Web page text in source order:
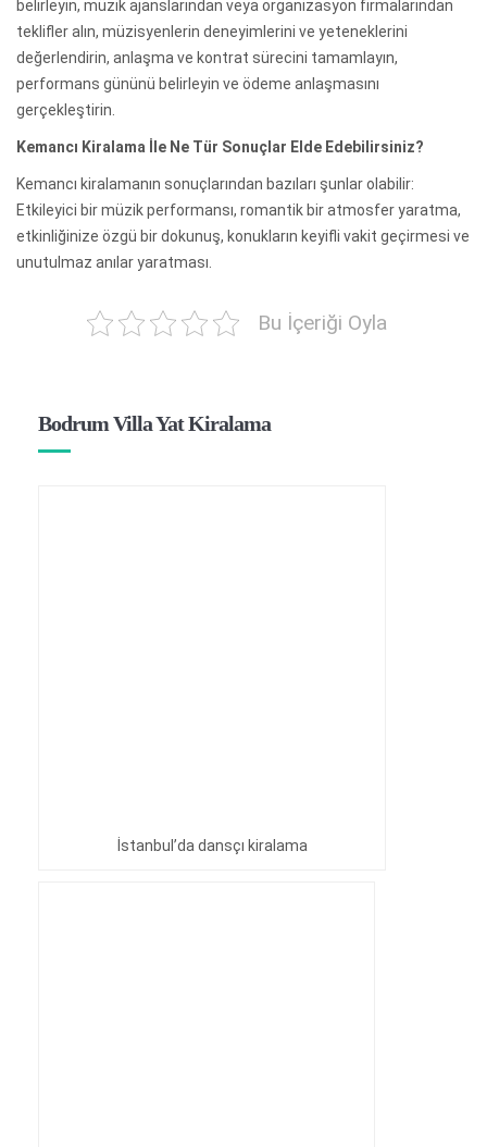
belirleyin, müzik ajanslarından veya organizasyon firmalarından
teklifler alın, müzisyenlerin deneyimlerini ve yeteneklerini
değerlendirin, anlaşma ve kontrat sürecini tamamlayın,
performans gününü belirleyin ve ödeme anlaşmasını
gerçekleştirin.
Kemancı Kiralama İle Ne Tür Sonuçlar Elde Edebilirsiniz?
Kemancı kiralamanın sonuçlarından bazıları şunlar olabilir:
Etkileyici bir müzik performansı, romantik bir atmosfer yaratma,
etkinliğinize özgü bir dokunuş, konukların keyifli vakit geçirmesi ve
unutulmaz anılar yaratması.
Bu İçeriği Oyla
Bodrum Villa Yat Kiralama
İstanbul’da dansçı kiralama